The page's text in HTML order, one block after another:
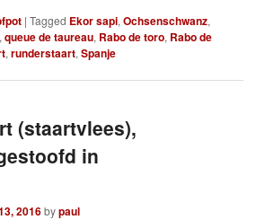
|Tagged Ekor sapi,Ochsenschwanz,
,queue de taureau, Rabo de toro, Rabo de
,runderstaart,Spanje
(staartvlees),
in
2016bypaul